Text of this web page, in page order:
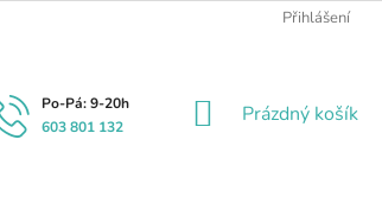
Přihlášení
603 801 132
NÁKUPNÍ
Prázdný košík